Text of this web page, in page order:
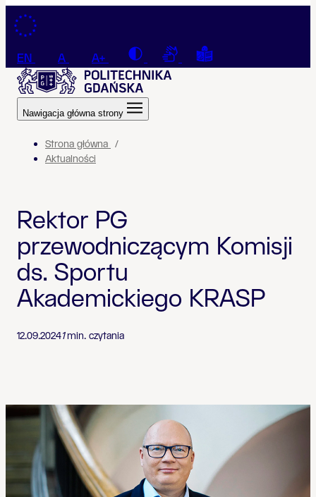
Przejdź do treści
EN A A+ Contrast Connection with a sign
Tekst łatwy do
Nawigacja główna strony
Strona główna
Aktualności
Rektor PG
przewodniczącym Komisji
ds. Sportu
Akademickiego KRASP
12.09.20241min. czytania